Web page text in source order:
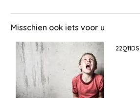
Misschien ook iets voor u